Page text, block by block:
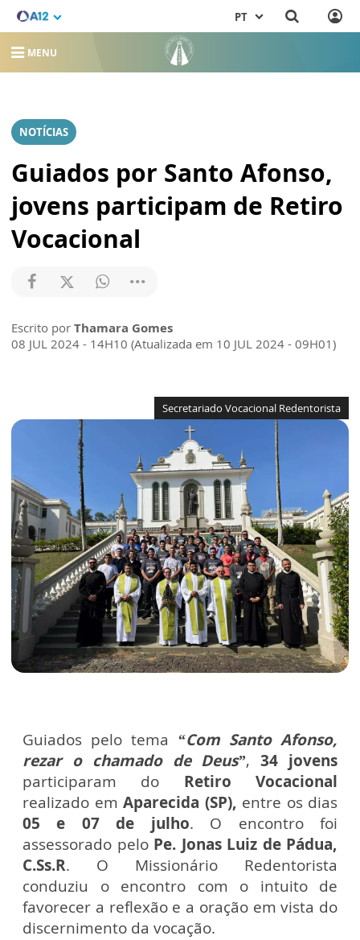
PT
MENU
NOTÍCIAS
Guiados por Santo Afonso,
jovens participam de Retiro
Vocacional
Escrito por Thamara Gomes
08 JUL 2024 - 14H10 (Atualizada em 10 JUL 2024 - 09H01)
Secretariado Vocacional Redentorista
Guiados pelo tema “Com Santo Afonso,
rezar o chamado de Deus”,34 jovens
participaram do Retiro Vocacional
realizado em Aparecida (SP), entre os dias
05 e 07 de julho. O encontro foi
assessorado pelo Pe. Jonas Luiz de Pádua,
C.Ss.R. O Missionário Redentorista
conduziu o encontro com o intuito de
favorecer a reflexão e a oração em vista do
discernimento da vocação.